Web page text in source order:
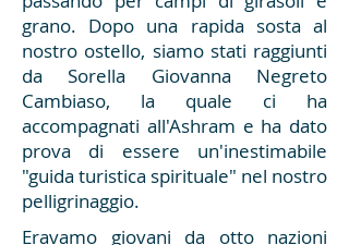
grano. Dopo una rapida sosta al
nostro ostello, siamo stati raggiunti
da Sorella Giovanna Negreto
Cambiaso, la quale ci ha
accompagnati all'Ashram e ha dato
prova di essere un'inestimabile
"guida turistica spirituale" nel nostro
pelligrinaggio.
Eravamo giovani da otto nazioni